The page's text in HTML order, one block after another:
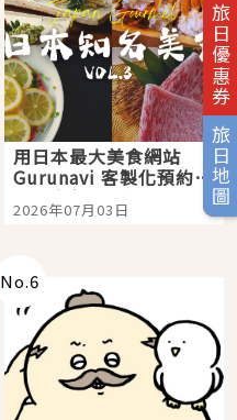
旅日優惠券
旅日地圖
用日本最大美食網站
Gurunavi 客製化預約九
大都市餐廳，打造專屬
美食體驗！
2026年07月03日
No.6